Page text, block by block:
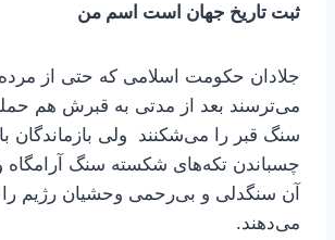
ثبت تاریخ جهان است اسم من
جلادان حکومت اسلامی که حتی از
می‌ترسند بعد از مدتی به قبرش هم
سنگ قبر را می‌شکنند ولی بازماندگان
چسباندن تکه‌های شکسته سنگ
آن سنگدلی و بی‌رحمی وحشیان رژیم را
می‌دهند.